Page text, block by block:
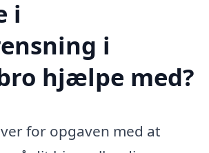
i
i
hjælpe med?
for opgaven med at